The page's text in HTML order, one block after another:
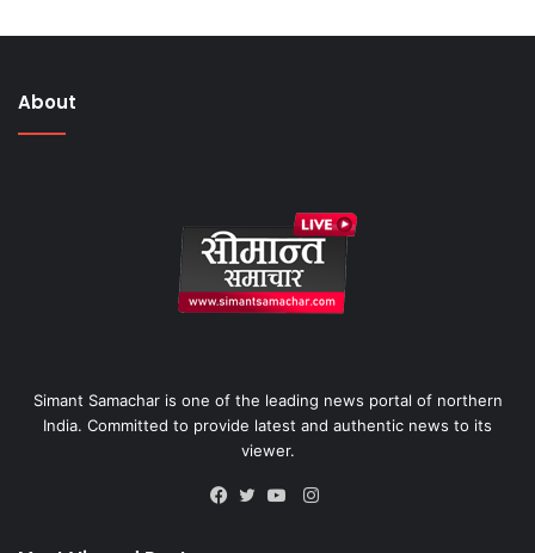
About
Simant Samachar is one of the leading news portal of northern
India. Committed to provide latest and authentic news to its
viewer.
Instagram